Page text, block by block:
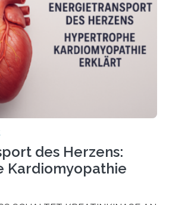
Medikamente am besten
ein Eiweiß identifiziert, das künftig
Wahl der passenden Therapie
zählt weltweit zu den
und stellt…
des Herzens:
Kardiomyopathie